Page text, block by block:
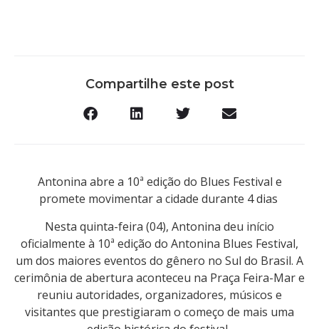
Compartilhe este post
Antonina abre a 10ª edição do Blues Festival e
promete movimentar a cidade durante 4 dias
Nesta quinta-feira (04), Antonina deu início
oficialmente à 10ª edição do Antonina Blues Festival,
um dos maiores eventos do gênero no Sul do Brasil. A
cerimônia de abertura aconteceu na Praça Feira-Mar e
reuniu autoridades, organizadores, músicos e
visitantes que prestigiaram o começo de mais uma